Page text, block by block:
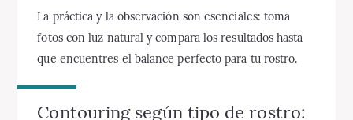
La práctica y la observación son esenciales: toma
fotos con luz natural y compara los resultados hasta
que encuentres el balance perfecto para tu rostro.
Contouring según tipo de rostro: